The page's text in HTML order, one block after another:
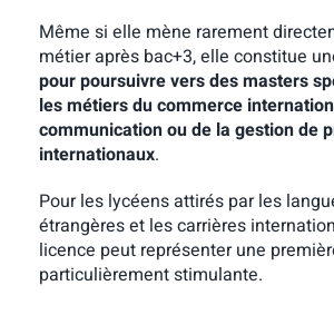
Même si elle mène rarement
métier après bac+3, elle constitue
pour poursuivre vers des masters
les métiers du commerce
communication ou de la gestion de
internationaux.
Pour les lycéens attirés par les
étrangères et les carrières
licence peut représenter une
particulièrement stimulante.